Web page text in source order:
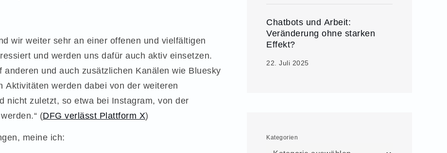
wir weiter sehr an einer offenen und vielfältigen
und werden uns dafür auch aktiv einsetzen.
und auch zusätzlichen Kanälen wie Bluesky
werden dabei von der weiteren
nicht zuletzt, so etwa bei Instagram, von der
(DFG verlässt Plattform X)
meine ich:
Chatbots und Arbeit:
Veränderung ohne starken
Effekt?
22. Juli 2025
Kategorien